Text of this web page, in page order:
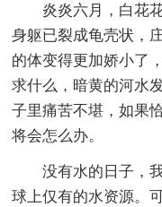
炎炎六月，白花
身躯已裂成龟壳状，
的体变得更加娇小了
求什么，暗黄的河水
子里痛苦不堪，如果
将会怎么办。
没有水的日子，
球上仅有的水资源。